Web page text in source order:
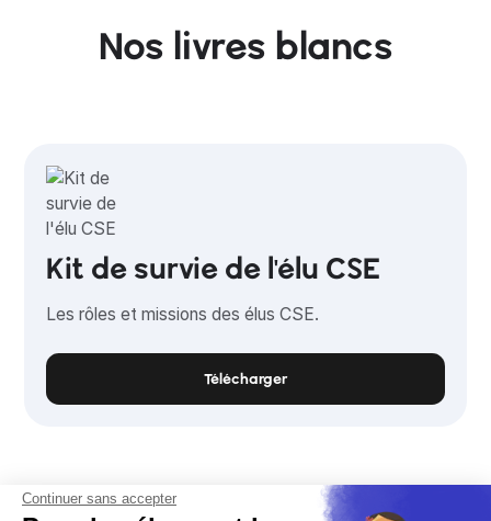
Nos livres blancs
Kit de survie de l'élu CSE
Les rôles et missions des élus CSE.
Télécharger
Continuer sans accepter